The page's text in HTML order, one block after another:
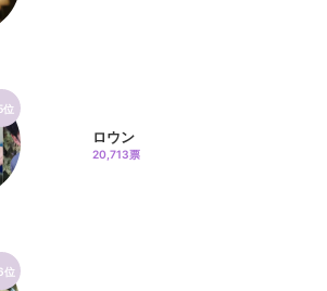
位
ロウン
20,713票
位